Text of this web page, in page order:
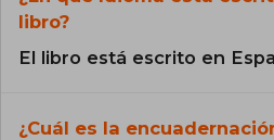
libro?
El libro está escrito en
¿Cuál es la